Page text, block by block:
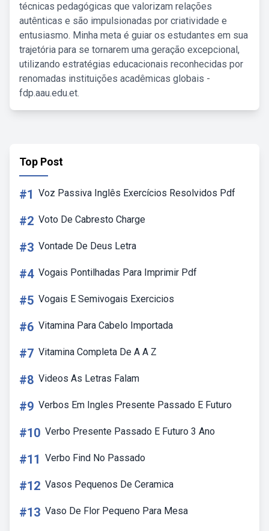
técnicas pedagógicas que valorizam relações
autênticas e são impulsionadas por criatividade e
entusiasmo. Minha meta é guiar os estudantes em sua
trajetória para se tornarem uma geração excepcional,
utilizando estratégias educacionais reconhecidas por
renomadas instituições acadêmicas globais -
fdp.aau.edu.et.
Top Post
#1 Voz Passiva Inglês Exercícios Resolvidos Pdf
#2 Voto De Cabresto Charge
#3 Vontade De Deus Letra
#4 Vogais Pontilhadas Para Imprimir Pdf
#5 Vogais E Semivogais Exercicios
#6 Vitamina Para Cabelo Importada
#7 Vitamina Completa De A A Z
#8 Videos As Letras Falam
#9 Verbos Em Ingles Presente Passado E Futuro
#10 Verbo Presente Passado E Futuro 3 Ano
#11 Verbo Find No Passado
#12 Vasos Pequenos De Ceramica
#13 Vaso De Flor Pequeno Para Mesa